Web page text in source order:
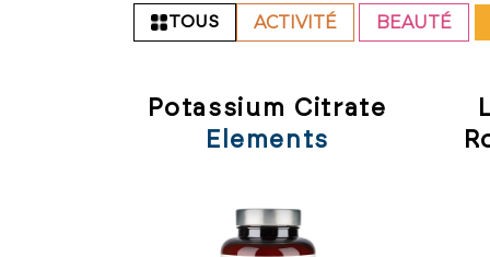
TOUS ACTIVITÉ BEAUTÉ
Potassium Citrate
Elements